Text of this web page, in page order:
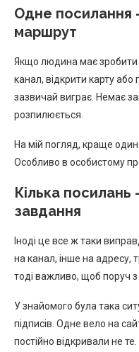
Одне посилання
маршрут
Якщо людина має
канал, відкрити карту
зазвичай виграє. Немає
розпилюється.
На мій погляд, краще один
Особливо в особистому
Кілька посилань
завдання
Іноді це все ж таки
на канал, інше на адресу,
тоді важливо, щоб поруч
У знайомого була така
підписів. Одне вело на
постійно відкривали не